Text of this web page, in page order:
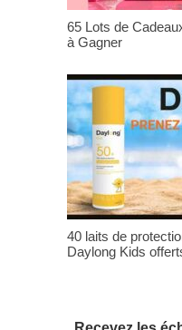
65 Lots de
à Gagner
40 laits de
Daylong Kids